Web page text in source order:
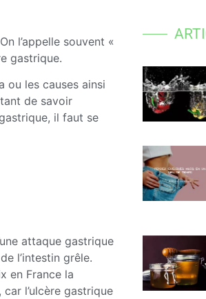
l’appelle souvent «
gastrique.
ou les causes ainsi
de savoir
il faut se
attaque gastrique
l’intestin grêle.
en France la
l’ulcère gastrique